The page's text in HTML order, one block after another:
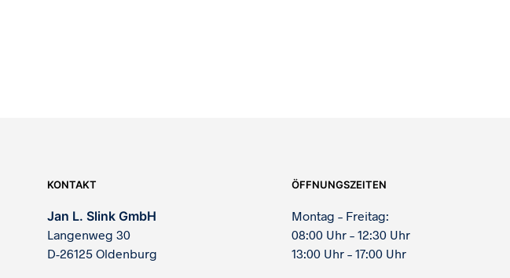
KONTAKT
Jan L. Slink GmbH
Langenweg 30
D-26125 Oldenburg
ÖFFNUNGSZEITEN
Montag – Freitag:
08:00 Uhr – 12:30 Uhr
13:00 Uhr – 17:00 Uhr